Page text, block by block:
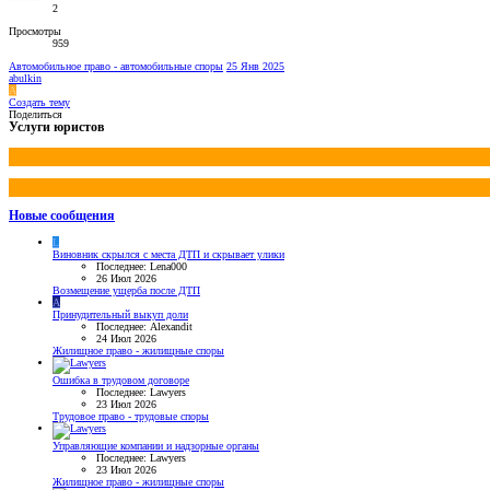
2
Просмотры
959
Автомобильное право - автомобильные споры 25 Янв 2025
abulkin
A
Создать тему
Поделиться
Услуги юристов
Новые сообщения
L
Виновник скрылся с места ДТП и скрывает улики
Последнее: Lena000
26 Июл 2026
Возмещение ущерба после ДТП
A
Принудительный выкуп доли
Последнее: Alexandit
24 Июл 2026
Жилищное право - жилищные споры
Ошибка в трудовом договоре
Последнее: Lawyers
23 Июл 2026
Трудовое право - трудовые споры
Управляющие компании и надзорные органы
Последнее: Lawyers
23 Июл 2026
Жилищное право - жилищные споры